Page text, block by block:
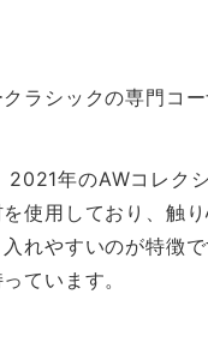
ラシックの専門コ
年のAWコレク
使用しており、触
れやすいのが特徴
ています。